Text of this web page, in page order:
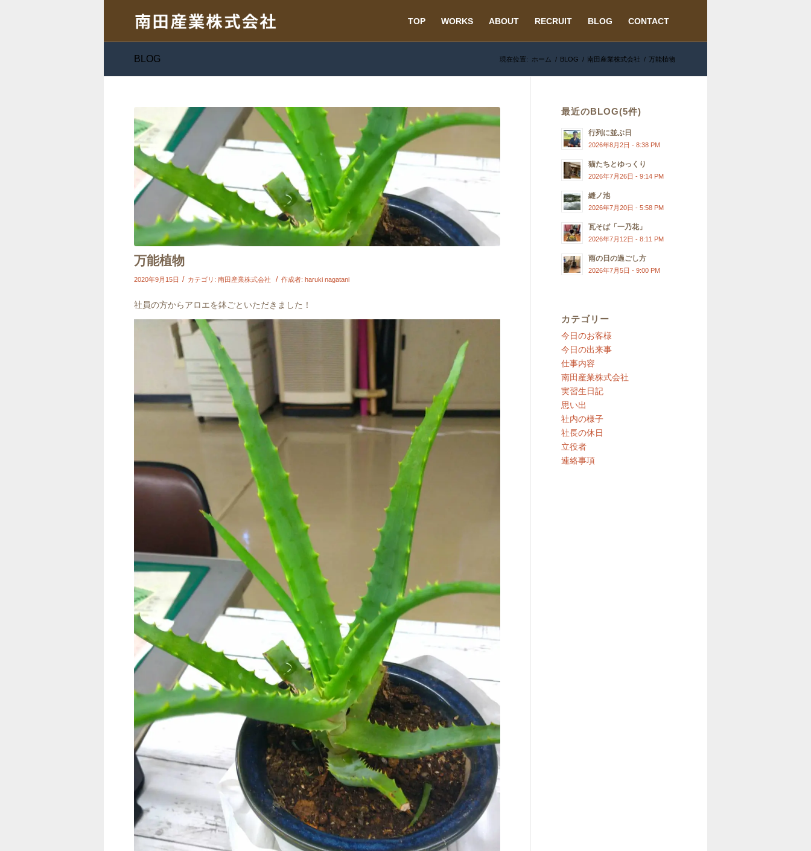
TOP WORKS ABOUT RECRUIT BLOG CONTACT
BLOG 現在位置: ホーム / BLOG / 南田産業株式会社 / 万能植物
万能植物
2020年9月15日 / カテゴリ: 南田産業株式会社 / 作成者: haruki nagatani
社員の方からアロエを鉢ごといただきました！
最近のBLOG(5件)
行列に並ぶ日
2026年8月2日 - 8:38 PM
猫たちとゆっくり
2026年7月26日 - 9:14 PM
縫ノ池
2026年7月20日 - 5:58 PM
瓦そば「一乃花」
2026年7月12日 - 8:11 PM
雨の日の過ごし方
2026年7月5日 - 9:00 PM
カテゴリー
今日のお客様
今日の出来事
仕事内容
南田産業株式会社
実習生日記
思い出
社内の様子
社長の休日
立役者
連絡事項